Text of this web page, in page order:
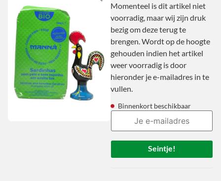
Momenteel is dit artikel niet
voorradig, maar wij zijn druk
bezig om deze terug te
brengen. Wordt op de hoogte
gehouden indien het artikel
weer voorradig is door
hieronder je e-mailadres in te
vullen.
Binnenkort beschikbaar
Seintje!